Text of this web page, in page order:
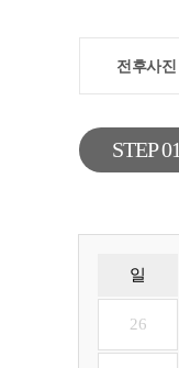
전후사진
STEP 01
일
26